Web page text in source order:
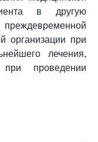
в другую
организации при
лечения,
проведении